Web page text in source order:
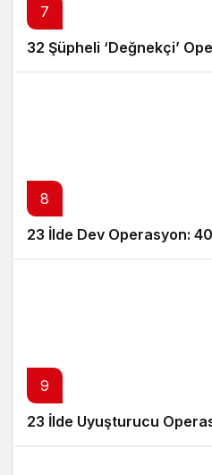
7
32 Şüpheli ‘Değnekçi’
8
23 İlde Dev Operasyon:
9
23 İlde Uyuşturucu